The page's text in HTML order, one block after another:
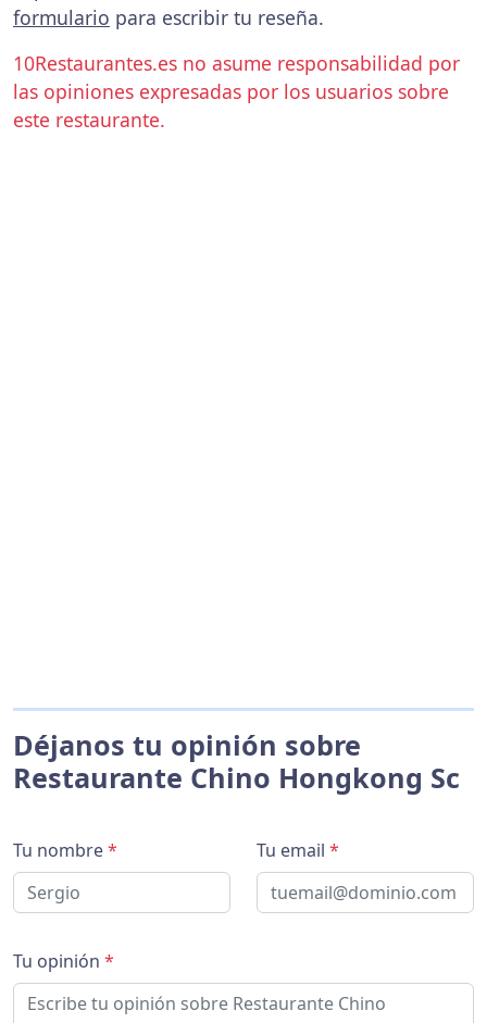
formulario para escribir tu reseña.
10Restaurantes.es no asume responsabilidad por
las opiniones expresadas por los usuarios sobre
este restaurante.
Déjanos tu opinión sobre
Restaurante Chino Hongkong Sc
Tu nombre* Tu email *
Tu opinión *